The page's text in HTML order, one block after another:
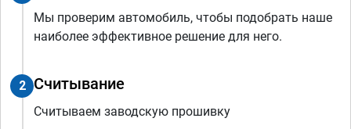
Мы проверим автомобиль, чтобы подобрать наше
наиболее эффективное решение для него.
2 Считывание
Считываем заводскую прошивку